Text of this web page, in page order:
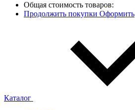
Общая стоимость товаров:
Продолжить покупки Оформить
Каталог